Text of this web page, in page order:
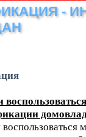
-